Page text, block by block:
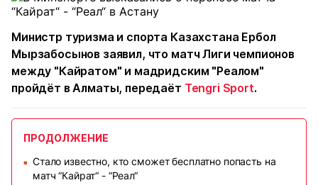
Министр туризма и спорта Казахстана Ербол
Мырзабосынов заявил, что матч Лиги чемпионов
между "Кайратом" и мадридским "Реалом"
пройдёт в Алматы, передаёт Tengri Sport.
ПРОДОЛЖЕНИЕ
■
Стало известно, кто сможет бесплатно попасть на
матч “Кайрат“ - “Реал“